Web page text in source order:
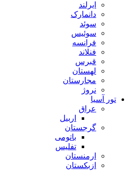
ایرلند
دانمارک
سوئد
سوئیس
فرانسه
فنلاند
قبرس
لهستان
مجارستان
نروژ
تور آسیا
عراق
اربیل
گرجستان
باتومی
تفلیس
ارمنستان
ازبکستان